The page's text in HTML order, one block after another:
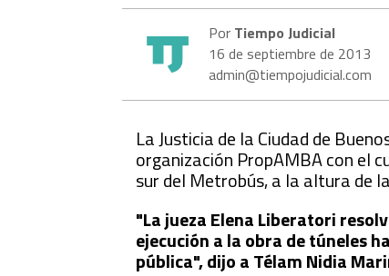
Por Tiempo Judicial
16 de septiembre de 2013
admin@tiempojudicial.com
La Justicia de la Ciudad de
organización PropAMBA con el
sur del Metrobús, a la altura de
"La jueza Elena Liberatori
ejecución a la obra de túneles
pública", dijo a Télam Nidia